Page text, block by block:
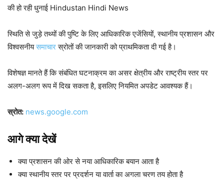
की हो रही धुनाई Hindustan Hindi News
स्थिति से जुड़े तथ्यों की पुष्टि के लिए आधिकारिक एजेंसियों, स्थानीय प्रशासन और
विश्वसनीयसमाचारस्रोतों की जानकारी को प्राथमिकता दी गई है।
विशेषज्ञ मानते हैं कि संबंधित घटनाक्रम का असर क्षेत्रीय और राष्ट्रीय स्तर पर
अलग-अलग रूप में दिख सकता है, इसलिए नियमित अपडेट आवश्यक हैं।
स्रोत: news.google.com
आगे क्या देखें
क्या प्रशासन की ओर से नया आधिकारिक बयान आता है
क्या स्थानीय स्तर पर प्रदर्शन या वार्ता का अगला चरण तय होता है